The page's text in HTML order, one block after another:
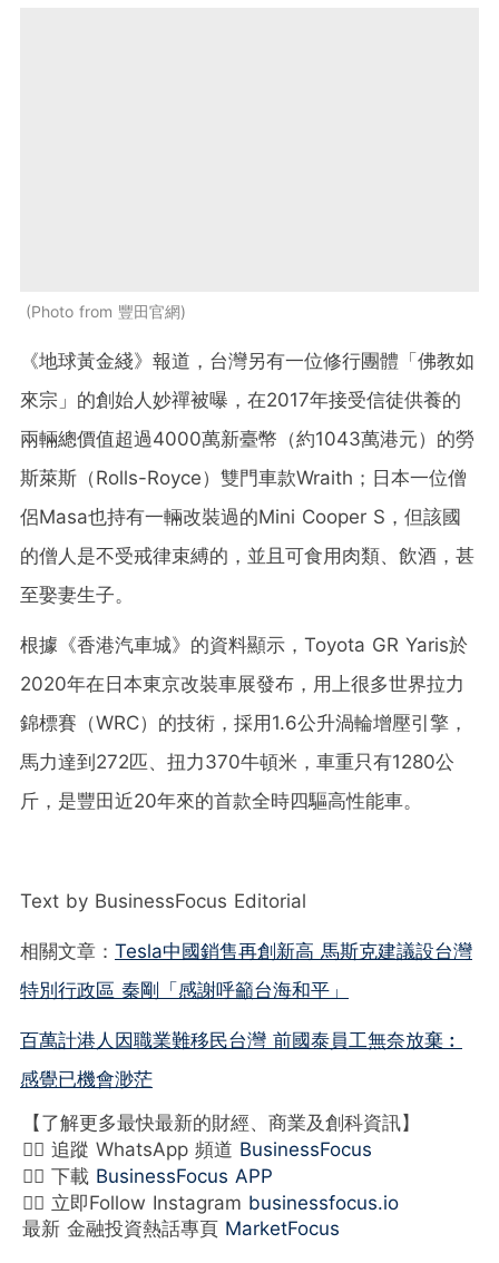
Photo from 豐田官網
《地球黃金綫》報道，台灣另有一位修行團體「佛教如
來宗」的創始人妙禪被曝，在2017年接受信徒供養的
兩輛總價值超過4000萬新臺幣（約1043萬港元）的勞
斯萊斯（Rolls-Royce）雙門車款Wraith；日本一位僧
侶Masa也持有一輛改裝過的Mini Cooper S，但該國
的僧人是不受戒律束縛的，並且可食用肉類、飲酒，甚
至娶妻生子。
根據《香港汽車城》的資料顯示，Toyota GR Yaris於
2020年在日本東京改裝車展發布，用上很多世界拉力
錦標賽（WRC）的技術，採用1.6公升渦輪增壓引擎，
馬力達到272匹、扭力370牛頓米，車重只有1280公
斤，是豐田近20年來的首款全時四驅高性能車。
Text by BusinessFocus Editorial
相關文章： Tesla中國銷售再創新高 馬斯克建議設台灣
特別行政區 秦剛「感謝呼籲台海和平」
百萬計港人因職業難移民台灣 前國泰員工無奈放棄︰
感覺已機會渺茫
【了解更多最快最新的財經、商業及創科資訊】
👉🏻 追蹤 WhatsApp 頻道 BusinessFocus
👉🏻 下載 BusinessFocus APP
👉🏻 立即Follow Instagram businessfocus.io
最新 金融投資熱話專頁 MarketFocus